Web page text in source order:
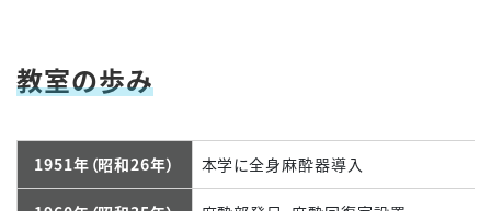
教室の歩み
1951年（昭和26年） 本学に全身麻酔器導入